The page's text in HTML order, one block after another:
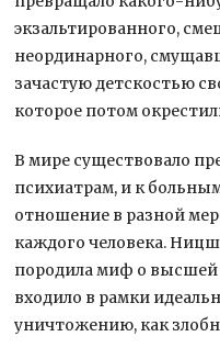
экзальтированного,
неординарного,
зачастую детскостью
которое потом
В мире существовало
психиатрам, и к
отношение в разной
каждого человека.
породила миф о высшей
входило в рамки
уничтожению, как